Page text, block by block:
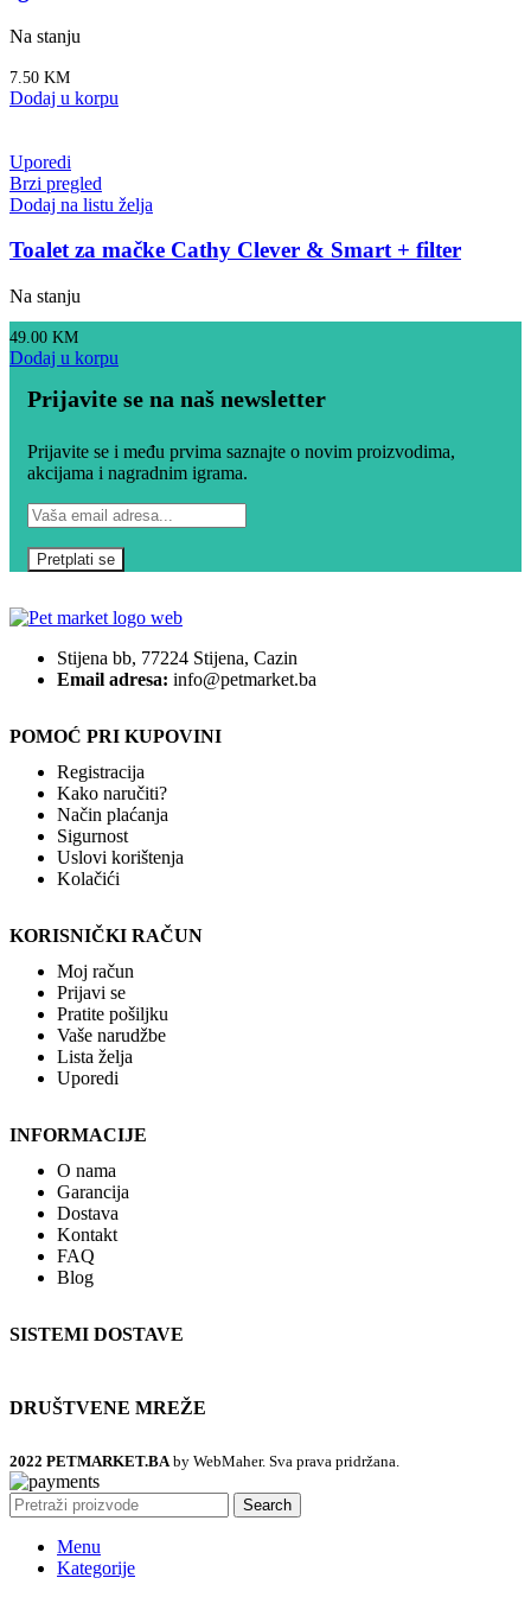
Na stanju
7.50 KM
Dodaj u korpu
Uporedi
Brzi pregled
Dodaj na listu želja
Toalet za mačke Cathy Clever & Smart + filter
Na stanju
49.00 KM
Dodaj u korpu
Prijavite se na naš newsletter
Prijavite se i među prvima saznajte o novim proizvodima,
akcijama i nagradnim igrama.
Stijena bb, 77224 Stijena, Cazin
Email adresa: info@petmarket.ba
POMOĆ PRI KUPOVINI
Registracija
Kako naručiti?
Način plaćanja
Sigurnost
Uslovi korištenja
Kolačići
KORISNIČKI RAČUN
Moj račun
Prijavi se
Pratite pošiljku
Vaše narudžbe
Lista želja
Uporedi
INFORMACIJE
O nama
Garancija
Dostava
Kontakt
FAQ
Blog
SISTEMI DOSTAVE
DRUŠTVENE MREŽE
2022 PETMARKET.BAby WebMaher. Sva prava pridržana.
Search
Menu
Kategorije